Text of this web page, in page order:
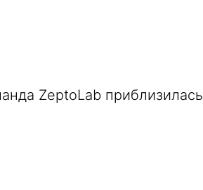
ZeptoLab приблизилась